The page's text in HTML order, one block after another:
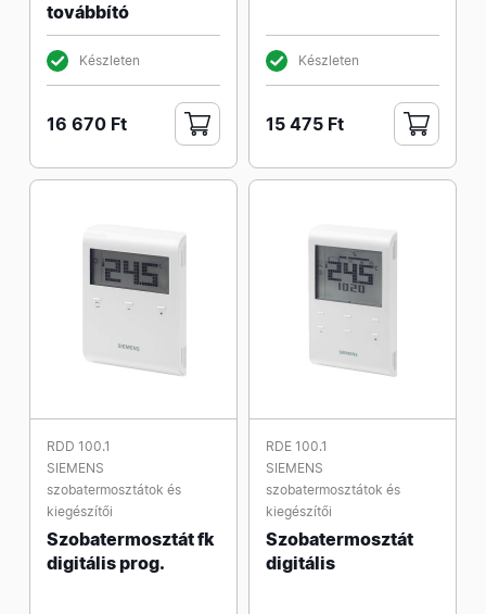
továbbító
Készleten
16 670 Ft
Készleten
15 475 Ft
RDD 100.1
SIEMENS
szobatermosztátok és
kiegészítői
Szobatermosztát fk
digitális prog.
RDE 100.1
SIEMENS
szobatermosztátok és
kiegészítői
Szobatermosztát
digitális